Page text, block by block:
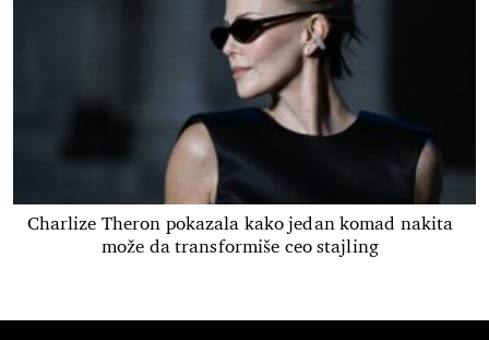
Charlize Theron pokazala kako jedan komad nakita
može da transformiše ceo stajling